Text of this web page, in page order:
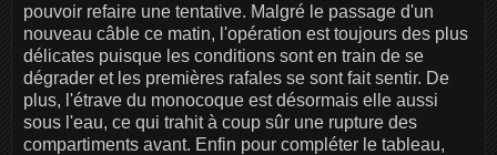
pouvoir refaire une tentative. Malgré le passage d'un
nouveau câble ce matin, l'opération est toujours des plus
délicates puisque les conditions sont en train de se
dégrader et les premières rafales se sont fait sentir. De
plus, l'étrave du monocoque est désormais elle aussi
sous l'eau, ce qui trahit à coup sûr une rupture des
compartiments avant. Enfin pour compléter le tableau,